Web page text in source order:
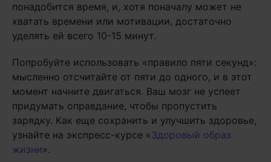
понадобится время, и, хотя поначалу может не
хватать времени или мотивации, достаточно
уделять ей всего 10-15 минут.
Попробуйте использовать «правило пяти секунд»:
мысленно отсчитайте от пяти до одного, и в этот
момент начните двигаться. Ваш мозг не успеет
придумать оправдание, чтобы пропустить
зарядку. Как еще сохранить и улучшить здоровье,
узнайте на экспресс-курсе «Здоровый образ
жизни».